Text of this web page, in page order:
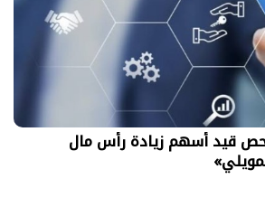
قيد أسهم زيادة رأس مال